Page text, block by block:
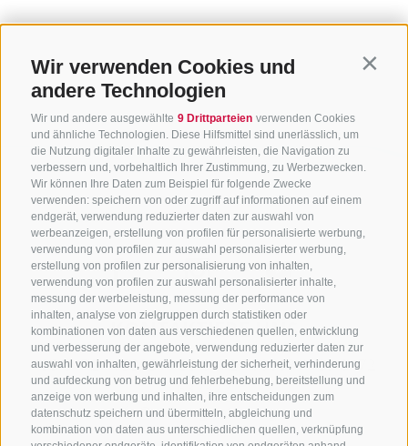
Wir verwenden Cookies und
andere Technologien
Wir und andere ausgewählte 9 Drittparteien verwenden Cookies
und ähnliche Technologien. Diese Hilfsmittel sind unerlässlich, um
die Nutzung digitaler Inhalte zu gewährleisten, die Navigation zu
verbessern und, vorbehaltlich Ihrer Zustimmung, zu Werbezwecken.
Wir können Ihre Daten zum Beispiel für folgende Zwecke
verwenden: speichern von oder zugriff auf informationen auf einem
endgerät, verwendung reduzierter daten zur auswahl von
werbeanzeigen, erstellung von profilen für personalisierte werbung,
verwendung von profilen zur auswahl personalisierter werbung,
erstellung von profilen zur personalisierung von inhalten,
verwendung von profilen zur auswahl personalisierter inhalte,
messung der werbeleistung, messung der performance von
inhalten, analyse von zielgruppen durch statistiken oder
kombinationen von daten aus verschiedenen quellen, entwicklung
und verbesserung der angebote, verwendung reduzierter daten zur
auswahl von inhalten, gewährleistung der sicherheit, verhinderung
und aufdeckung von betrug und fehlerbehebung, bereitstellung und
anzeige von werbung und inhalten, ihre entscheidungen zum
datenschutz speichern und übermitteln, abgleichung und
kombination von daten aus unterschiedlichen quellen, verknüpfung
KONTAKTIERE UNS
+39 0472 765325/+39 0472 760608/+39 0472
632372
info@sterzing-ratschings.it